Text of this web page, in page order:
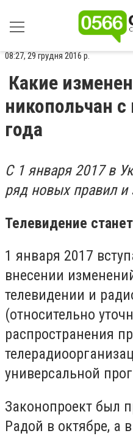
08:27, 29 грудня 2016 р.
Какие
никопольчан
года
С 1 января 2017 в
ряд новых правил и
Телевидение
1 января 2017
внесении
телевидении и
(относительно
распространения
универсальной
Законопроект был
Радой в октябре, а